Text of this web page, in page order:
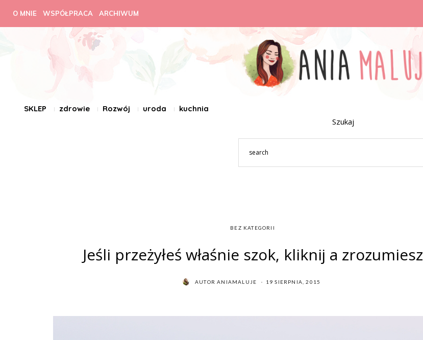
O MNIE WSPÓŁPRACA ARCHIWUM
SKLEP zdrowie Rozwój uroda kuchnia
Szukaj
BEZ KATEGORII
Jeśli przeżyłeś właśnie szok, kliknij a zrozumiesz
AUTORANIAMALUJE
POSTED
19 SIERPNIA, 2015